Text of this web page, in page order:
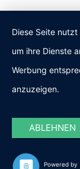
Diese Seite
um ihre Dienste
Werbung
anzuzeigen.
ABLEHNEN
Powered by